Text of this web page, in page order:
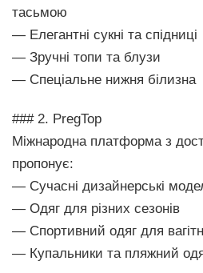
тасьмою
— Елегантні сукні та спідниці
— Зручні топи та блузи
— Спеціальне нижня білизна
### 2. PregTop
Міжнародна платформа з
пропонує:
— Сучасні дизайнерські
— Одяг для різних сезонів
— Спортивний одяг для
— Купальники та пляжний